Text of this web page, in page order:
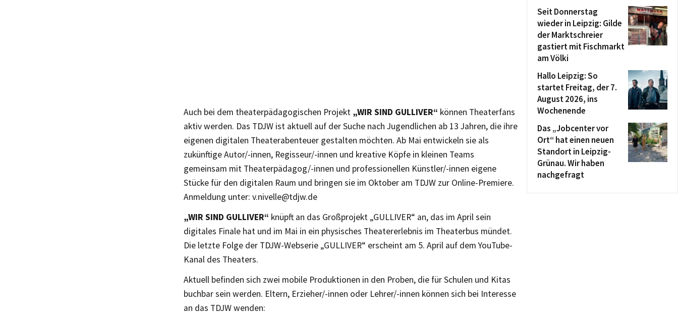
Auch bei dem theaterpädagogischen Projekt „WIR SIND GULLIVER“ können Theaterfans
aktiv werden. Das TDJW ist aktuell auf der Suche nach Jugendlichen ab 13 Jahren, die ihre
eigenen digitalen Theaterabenteuer gestalten möchten. Ab Mai entwickeln sie als
zukünftige Autor/-innen, Regisseur/-innen und kreative Köpfe in kleinen Teams
gemeinsam mit Theaterpädagog/-innen und professionellen Künstler/-innen eigene
Stücke für den digitalen Raum und bringen sie im Oktober am TDJW zur Online-Premiere.
Anmeldung unter: v.nivelle@tdjw.de
„WIR SIND GULLIVER“ knüpft an das Großprojekt „GULLIVER“ an, das im April sein
digitales Finale hat und im Mai in ein physisches Theatererlebnis im Theaterbus mündet.
Die letzte Folge der TDJW-Webserie „GULLIVER“ erscheint am 5. April auf dem YouTube-
Kanal des Theaters.
Aktuell befinden sich zwei mobile Produktionen in den Proben, die für Schulen und Kitas
buchbar sein werden. Eltern, Erzieher/-innen oder Lehrer/-innen können sich bei Interesse
an das TDJW wenden:
Seit Donnerstag
wieder in Leipzig: Gilde
der Marktschreier
gastiert mit Fischmarkt
am Völki
Hallo Leipzig: So
startet Freitag, der 7.
August 2026, ins
Wochenende
Das „Jobcenter vor
Ort“ hat einen neuen
Standort in Leipzig-
Grünau. Wir haben
nachgefragt